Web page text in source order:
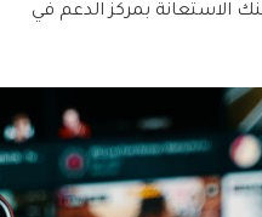
الاستعانة بمركز الدعم في